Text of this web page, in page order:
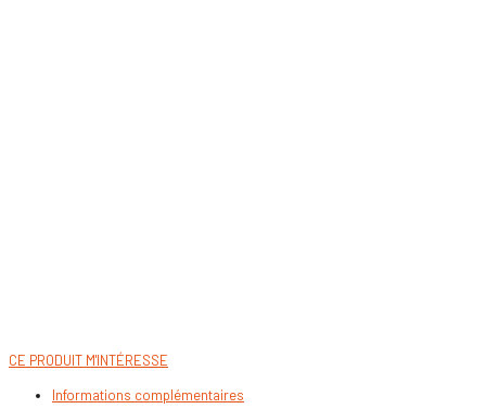
CE PRODUIT M'INTÉRESSE
Informations complémentaires